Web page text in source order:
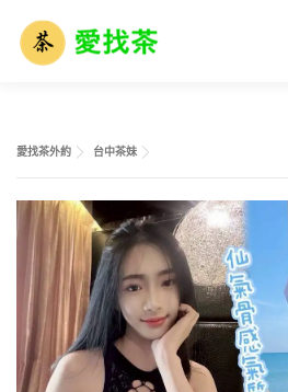
外送茶市場解析 外送茶術語大全
愛找茶外約 台中茶妹